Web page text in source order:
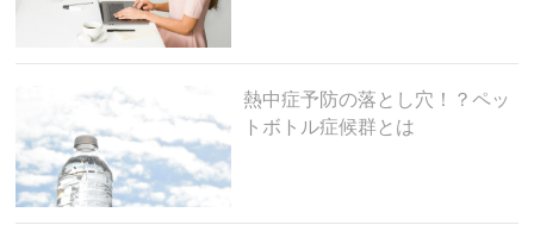
熱中症予防の落とし穴！？ペッ
トボトル症候群とは